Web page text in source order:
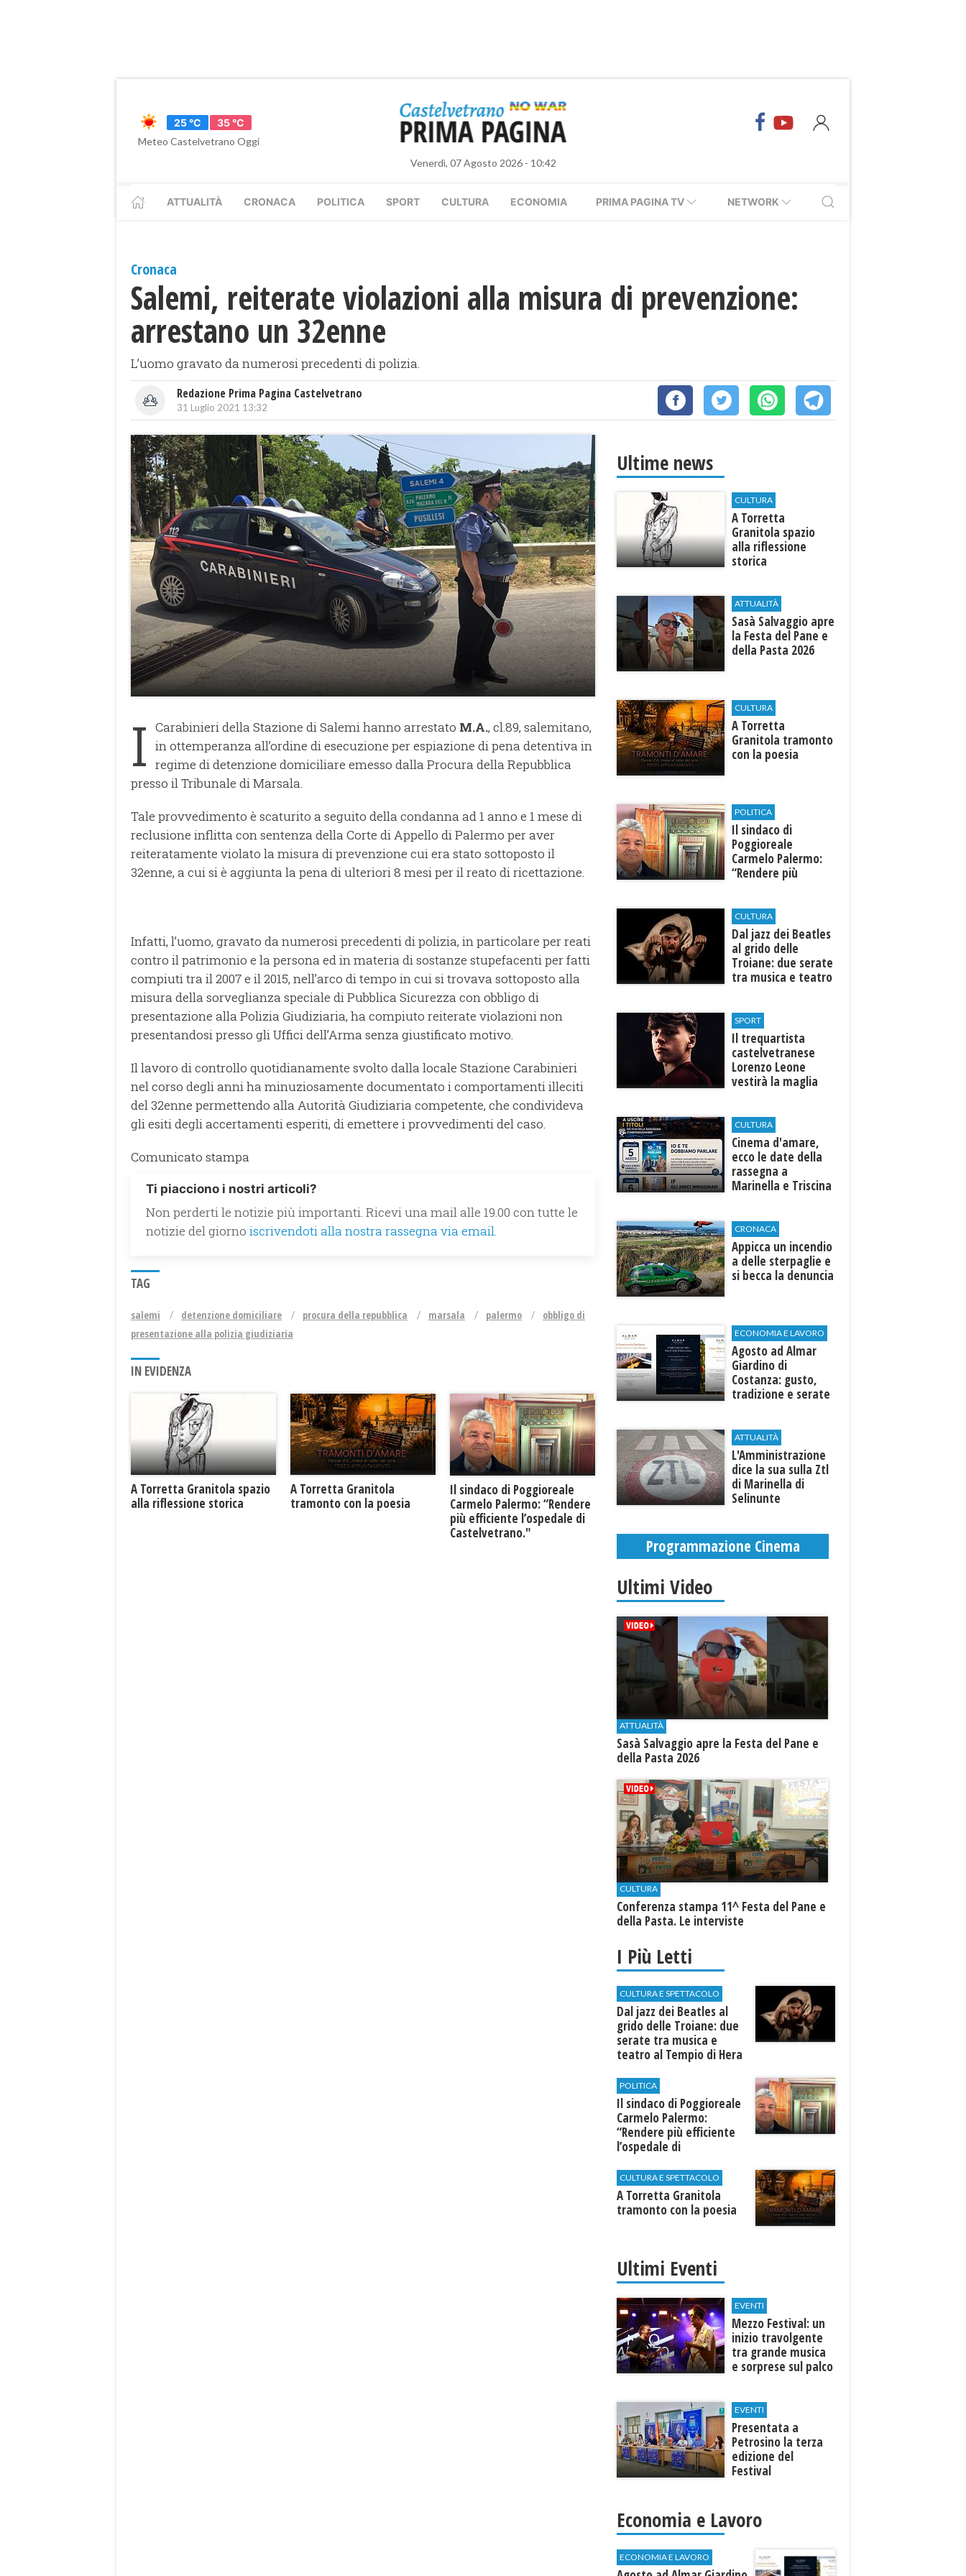
25 °C
35 °C
Meteo Castelvetrano Oggi
Venerdì, 07 Agosto 2026 - 10:42
ATTUALITÀ CRONACA POLITICA SPORT CULTURA ECONOMIA PRIMA PAGINA TV NETWORK
Cronaca
Salemi, reiterate violazioni alla misura di prevenzione:
arrestano un 32enne
L’uomo gravato da numerosi precedenti di polizia.
Redazione Prima Pagina Castelvetrano
31 Luglio 2021 13:32
I Carabinieri della Stazione di Salemi hanno arrestato M.A., cl.89, salemitano,
in ottemperanza all’ordine di esecuzione per espiazione di pena detentiva in
regime di detenzione domiciliare emesso dalla Procura della Repubblica
presso il Tribunale di Marsala.
Tale provvedimento è scaturito a seguito della condanna ad 1 anno e 1 mese di
reclusione inflitta con sentenza della Corte di Appello di Palermo per aver
reiteratamente violato la misura di prevenzione cui era stato sottoposto il
32enne, a cui si è aggiunta la pena di ulteriori 8 mesi per il reato di ricettazione.
Infatti, l’uomo, gravato da numerosi precedenti di polizia, in particolare per reati
contro il patrimonio e la persona ed in materia di sostanze stupefacenti per fatti
compiuti tra il 2007 e il 2015, nell’arco di tempo in cui si trovava sottoposto alla
misura della sorveglianza speciale di Pubblica Sicurezza con obbligo di
presentazione alla Polizia Giudiziaria, ha compiuto reiterate violazioni non
presentandosi presso gli Uffici dell’Arma senza giustificato motivo.
Il lavoro di controllo quotidianamente svolto dalla locale Stazione Carabinieri
nel corso degli anni ha minuziosamente documentato i comportamenti illeciti
del 32enne permettendo alla Autorità Giudiziaria competente, che condivideva
gli esiti degli accertamenti esperiti, di emettere i provvedimenti del caso.
Comunicato stampa
Ti piacciono i nostri articoli?
Non perderti le notizie più importanti. Ricevi una mail alle 19.00 con tutte le
notizie del giorno iscrivendoti alla nostra rassegna via email.
TAG
salemi detenzione domiciliare procura della repubblica marsala palermo
obbligo di
presentazione alla polizia giudiziaria
IN EVIDENZA
​A Torretta Granitola spazio
alla riflessione storica
​A Torretta Granitola
tramonto con la poesia
Il sindaco di Poggioreale
Carmelo Palermo: “Rendere
più efficiente l’ospedale di
Castelvetrano."
Ultime news
CULTURA
​A Torretta
Granitola spazio
alla riflessione
storica
ATTUALITÀ
Sasà Salvaggio apre
la Festa del Pane e
della Pasta 2026
CULTURA
​A Torretta
Granitola tramonto
con la poesia
POLITICA
Il sindaco di
Poggioreale
Carmelo Palermo:
“Rendere più
Castelvetrano."
CULTURA
Dal jazz dei Beatles
al grido delle
Troiane: due serate
tra musica e teatro
SPORT
Il trequartista
castelvetranese
Lorenzo Leone
vestirà la maglia
CULTURA
Cinema d'amare,
ecco le date della
rassegna a
Marinella e Triscina
CRONACA
Appicca un incendio
a delle sterpaglie e
si becca la denuncia
ECONOMIA E LAVORO
Agosto ad Almar
Giardino di
Costanza: gusto,
tradizione e serate
esterni
ATTUALITÀ
L'Amministrazione
dice la sua sulla Ztl
di Marinella di
Selinunte
Programmazione Cinema
Ultimi Video
ATTUALITÀ
Sasà Salvaggio apre la Festa del Pane e
della Pasta 2026
CULTURA
Conferenza stampa 11^ Festa del Pane e
della Pasta. Le interviste
I Più Letti
CULTURA E SPETTACOLO
Dal jazz dei Beatles al
grido delle Troiane: due
serate tra musica e
teatro al Tempio di Hera
POLITICA
Il sindaco di Poggioreale
Carmelo Palermo:
“Rendere più efficiente
l’ospedale di
CULTURA E SPETTACOLO
​A Torretta Granitola
tramonto con la poesia
Ultimi Eventi
EVENTI
Mezzo Festival: un
inizio travolgente
tra grande musica
e sorprese sul palco
EVENTI
Presentata a
Petrosino la terza
edizione del
Festival
"Voci dal
Mediterraneo"
Economia e Lavoro
ECONOMIA E LAVORO